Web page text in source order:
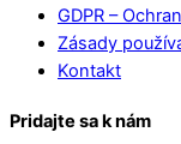
GDPR –
Zásady
Kontakt
Pridajte sa k nám